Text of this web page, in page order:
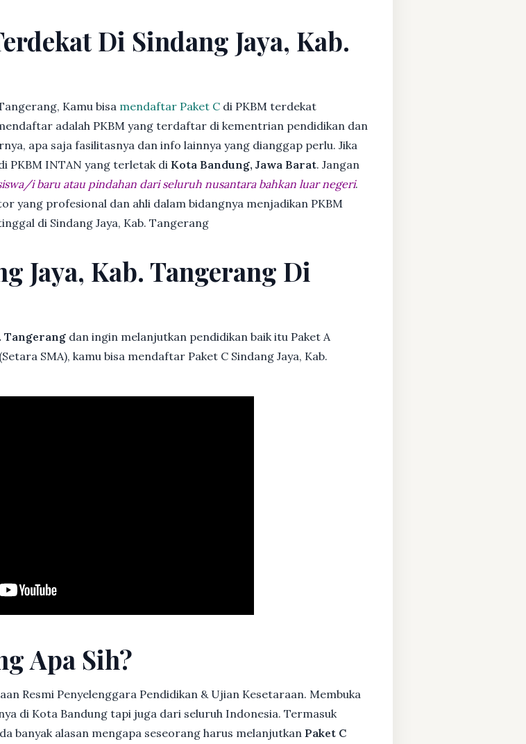
Di Sindang Jaya, Kab.
Kamu bisa mendaftar Paket C di PKBM terdekat
adalah PKBM yang terdaftar di kementrian pendidikan dan
apa saja fasilitasnya dan info lainnya yang dianggap perlu. Jika
PKBM INTAN yang terletak di Kota Bandung, Jawa Barat. Jangan
i baru atau pindahan dari seluruh nusantara bahkan luar negeri.
yang profesional dan ahli dalam bidangnya menjadikan PKBM
di Sindang Jaya, Kab. Tangerang
Jaya, Kab. Tangerang Di
Tangerang dan ingin melanjutkan pendidikan baik itu Paket A
SMA), kamu bisa mendaftar Paket C Sindang Jaya, Kab.
Apa Sih?
Resmi Penyelenggara Pendidikan & Ujian Kesetaraan. Membuka
di Kota Bandung tapi juga dari seluruh Indonesia. Termasuk
banyak alasan mengapa seseorang harus melanjutkan Paket C